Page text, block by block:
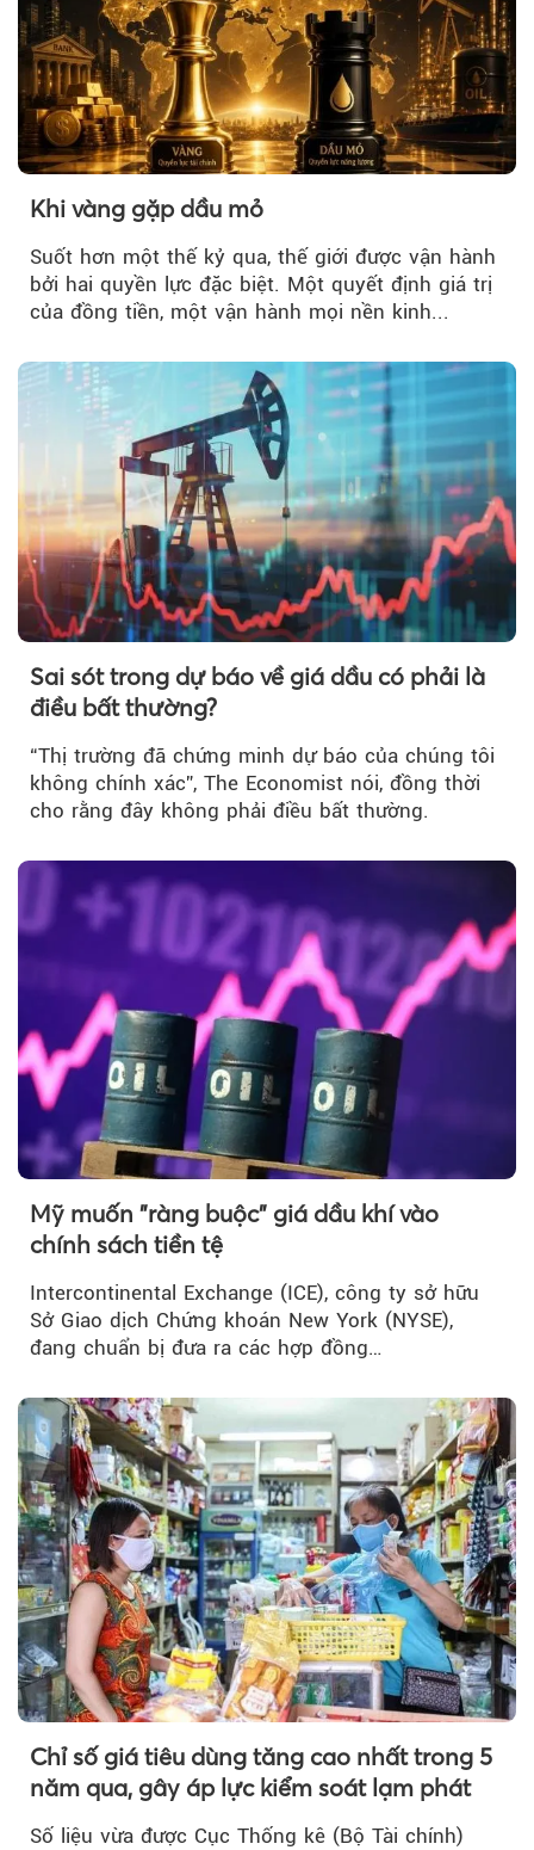
Khi vàng gặp dầu mỏ
Suốt hơn một thế kỷ qua, thế giới được vận hành
bởi hai quyền lực đặc biệt. Một quyết định giá trị
của đồng tiền, một vận hành mọi nền kinh...
Sai sót trong dự báo về giá dầu có phải là
điều bất thường?
“Thị trường đã chứng minh dự báo của chúng tôi
không chính xác”, The Economist nói, đồng thời
cho rằng đây không phải điều bất thường.
Mỹ muốn "ràng buộc" giá dầu khí vào
chính sách tiền tệ
Intercontinental Exchange (ICE), công ty sở hữu
Sở Giao dịch Chứng khoán New York (NYSE),
đang chuẩn bị đưa ra các hợp đồng…
Chỉ số giá tiêu dùng tăng cao nhất trong 5
năm qua, gây áp lực kiểm soát lạm phát
Số liệu vừa được Cục Thống kê (Bộ Tài chính)